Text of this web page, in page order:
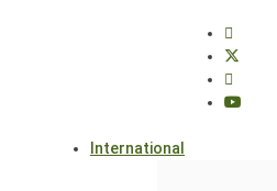
International